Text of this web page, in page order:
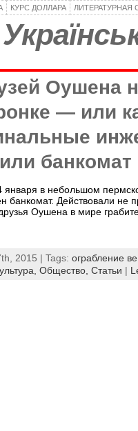
КУРС ДОЛЛАРА ЛИТЕРАТУРНАЯ
Оушена
— или
банкомат
января в небольшом
банкомат. Действовали не
Оушена в мире
2015 | Tags: ограбление
Общество, Статьи |